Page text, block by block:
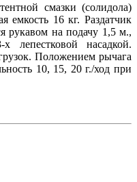
смазки (солидола)
емкость 16 кг. Раздатчик
рукавом на подачу 1,5 м.,
насадкой.
Положением рычага
10, 15, 20 г./ход при